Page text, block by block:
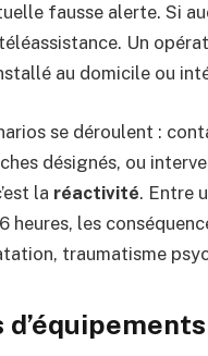
fausse alerte. Si
Un
au domicile ou
se déroulent :
désignés, ou
la réactivité. Entre
heures, les
traumatisme